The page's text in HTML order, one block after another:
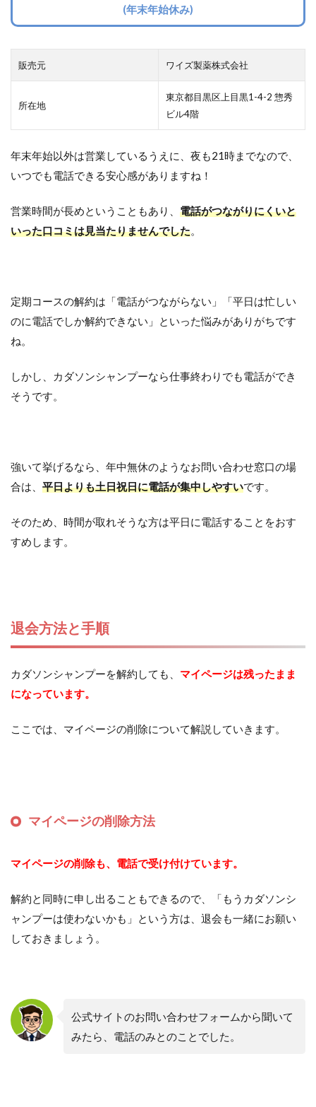
(年末年始休み)
販売元 ワイズ製薬株式会社
所在地
東京都目黒区上目黒1-4-2 惣秀
ビル4階
年末年始以外は営業しているうえに、夜も21時までなので、
いつでも電話できる安心感がありますね！
営業時間が長めということもあり、 電話がつながりにくいと
いった口コミは見当たりませんでした。
定期コースの解約は「電話がつながらない」「平日は忙しい
のに電話でしか解約できない」といった悩みがありがちです
ね。
しかし、カダソンシャンプーなら仕事終わりでも電話ができ
そうです。
強いて挙げるなら、年中無休のようなお問い合わせ窓口の場
合は、 平日よりも土日祝日に電話が集中しやすいです。
そのため、時間が取れそうな方は平日に電話することをおす
すめします。
退会方法と手順
カダソンシャンプーを解約しても、 マイページは残ったまま
になっています。
ここでは、マイページの削除について解説していきます。
マイページの削除方法
マイページの削除も、電話で受け付けています。
解約と同時に申し出ることもできるので、「もうカダソンシ
ャンプーは使わないかも」という方は、退会も一緒にお願い
しておきましょう。
公式サイトのお問い合わせフォームから聞いて
みたら、電話のみとのことでした。